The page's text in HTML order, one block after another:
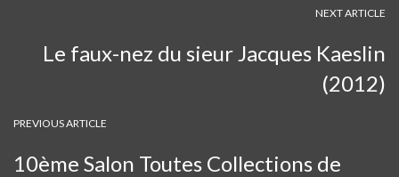
NEXT ARTICLE
Le faux-nez du sieur Jacques Kaeslin
(2012)
PREVIOUS ARTICLE
10ème Salon Toutes Collections de